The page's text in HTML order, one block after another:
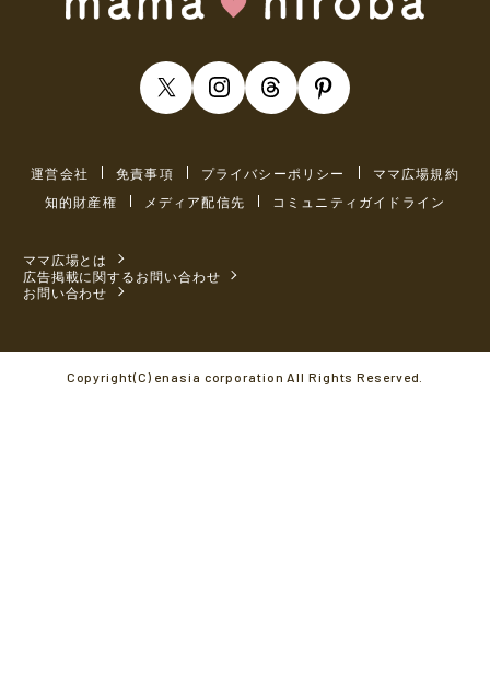
運営会社 免責事項 プライバシーポリシー
ママ広場規約
知的財産権
メディア配信先 コミュニティガイドライン
ママ広場とは
広告掲載に関するお問い合わせ
お問い合わせ
Copyright(C) enasia corporation All Rights Reserved.